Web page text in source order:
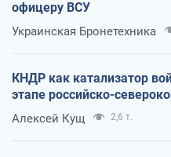
офицеру ВСУ
Украинская Бронетехника
КНДР как катализатор
этапе российско-
Алексей Кущ 2,6 т.